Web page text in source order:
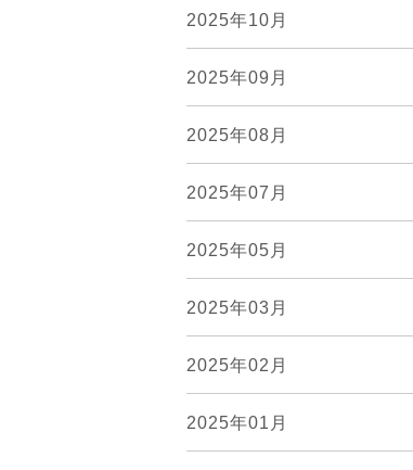
2025年10月
2025年09月
2025年08月
2025年07月
2025年05月
2025年03月
2025年02月
2025年01月